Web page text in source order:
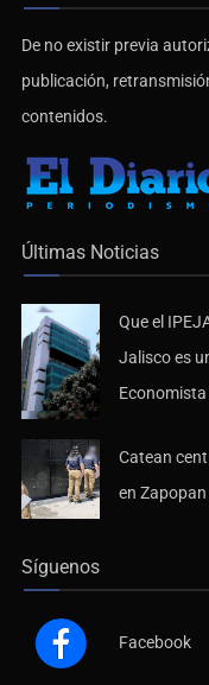
De no existir previa
publicación,
contenidos.
Últimas Noticias
Que el
Jalisco es
Economista
Catean
en Zapopan
Síguenos
Facebook